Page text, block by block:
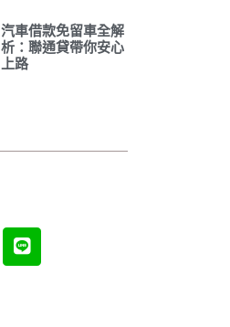
汽車借款免留車全解
析：聯通貸帶你安心
上路